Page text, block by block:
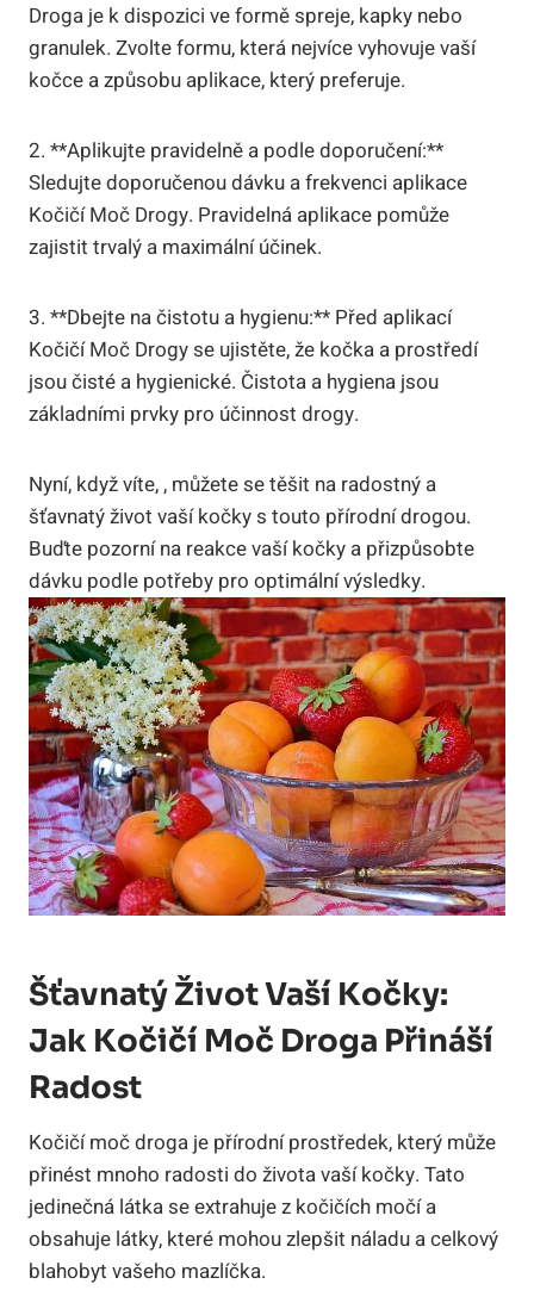
⁣Droga je ⁢k ‌dispozici ve formě spreje,⁢ kapky nebo
granulek. ⁣Zvolte formu, ⁣která ⁤nejvíce vyhovuje vaší
kočce a způsobu aplikace, ​který preferuje.
2. **Aplikujte pravidelně a⁢ podle​ doporučení:**
Sledujte⁣ doporučenou ⁣dávku a frekvenci aplikace
Kočičí Moč Drogy. Pravidelná aplikace pomůže⁣
zajistit trvalý a maximální‍ účinek.
3. **Dbejte na čistotu‌ a hygienu:** ⁤Před⁤ aplikací
Kočičí ‍Moč Drogy se ujistěte,​ že ​kočka a prostředí
jsou čisté a hygienické. ‌Čistota a hygiena jsou
základními prvky pro účinnost‌ drogy.
Nyní, když víte, , můžete se těšit na⁣ radostný a⁢
šťavnatý život vaší kočky s touto přírodní drogou.
Buďte pozorní na reakce vaší kočky a přizpůsobte
dávku podle potřeby‍ pro optimální výsledky.
Šťavnatý Život Vaší Kočky:‍
Jak Kočičí Moč Droga​ Přináší
Radost
Kočičí moč‌ droga ⁤je přírodní prostředek, který může
přinést mnoho radosti do ‍života​ vaší kočky. Tato
‌jedinečná látka ⁤se extrahuje z kočičích močí a
obsahuje ‍látky,‌ které mohou‍ zlepšit náladu ⁢a celkový
⁣blahobyt vašeho mazlíčka.